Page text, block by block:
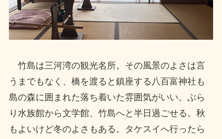
竹島は三河湾の観光名所。その風景のよさは言
うまでもなく、橋を渡ると鎮座する八百富神社も
島の森に囲まれた落ち着いた雰囲気がいい。ぶら
り水族館から文学館、竹島へと半日過ごせる。秋
もよいけど冬のよさもある。タケスイへ行ったら